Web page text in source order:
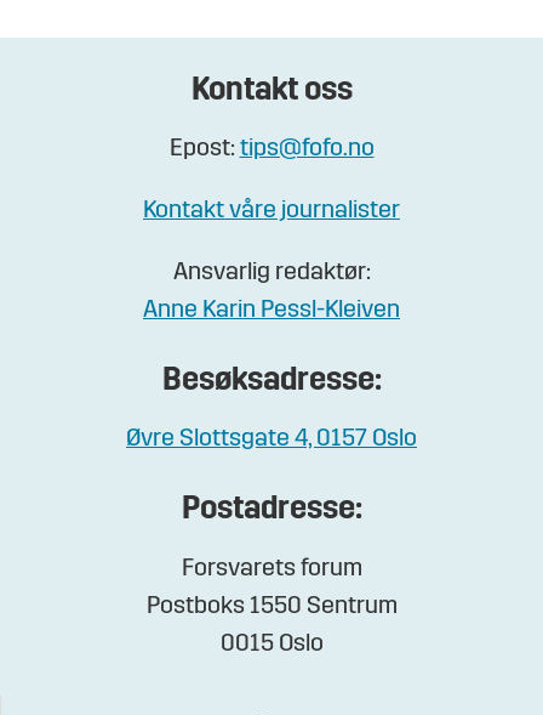
Kontakt oss
Epost: tips@fofo.no
Kontakt våre journalister
Ansvarlig redaktør:
Anne Karin Pessl-Kleiven
Besøksadresse:
Øvre Slottsgate 4, 0157 Oslo
Postadresse:
Forsvarets forum
Postboks 1550 Sentrum
0015 Oslo